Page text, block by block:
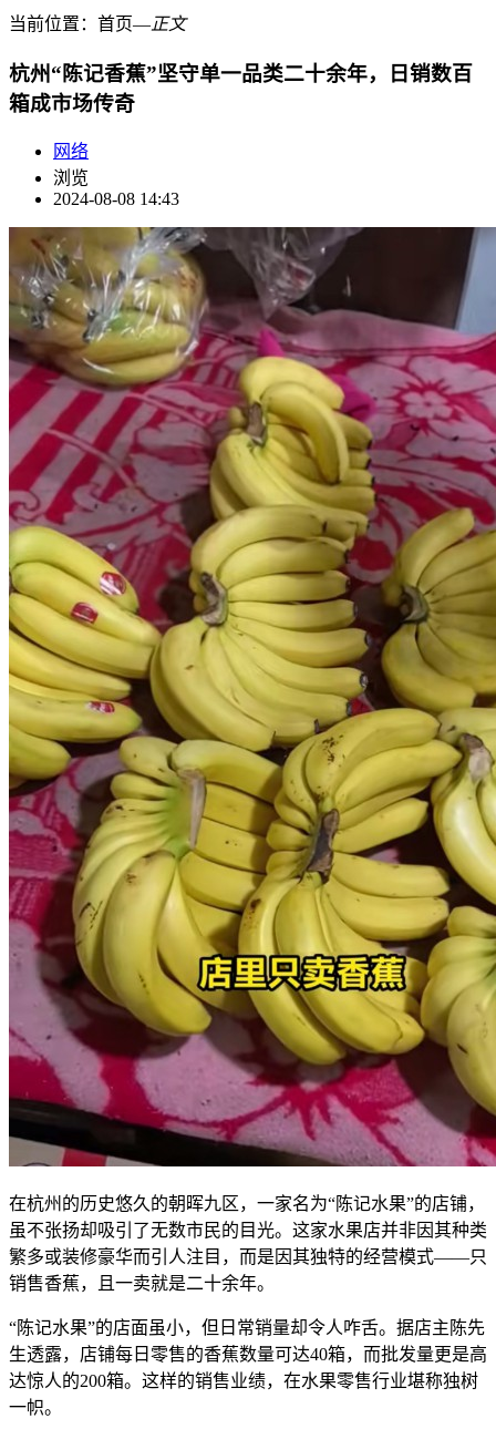
当前位置： 首页―正文
杭州“陈记香蕉”坚守单一品类二十余年，日销数百
箱成市场传奇
网络
浏览
2024-08-08 14:43
在杭州的历史悠久的朝晖九区，一家名为“陈记水果”的店铺，
虽不张扬却吸引了无数市民的目光。这家水果店并非因其种类
繁多或装修豪华而引人注目，而是因其独特的经营模式——只
销售香蕉，且一卖就是二十余年。
“陈记水果”的店面虽小，但日常销量却令人咋舌。据店主陈先
生透露，店铺每日零售的香蕉数量可达40箱，而批发量更是高
达惊人的200箱。这样的销售业绩，在水果零售行业堪称独树
一帜。